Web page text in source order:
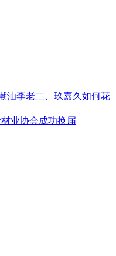
汕李老二、玖嘉久如何花
业协会成功换届